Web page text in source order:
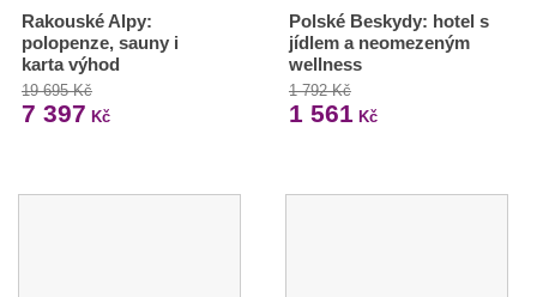
Rakouské Alpy:
polopenze, sauny i
karta výhod
19 695 Kč
7 397 Kč
Polské Beskydy: hotel s
jídlem a neomezeným
wellness
1 792 Kč
1 561 Kč